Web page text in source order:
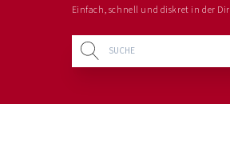
Einfach, schnell und diskret in der